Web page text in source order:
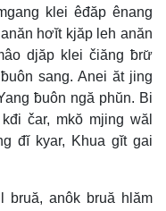
klei êđăp ênang
hơĭt kjăp leh anăn
djăp klei čiăng ƀrư̆
sang. Anei ăt jing
ƀuôn ngă phŭn. Bi
čar, mkŏ mjing wăl
đĭ kyar, Khua gĭt gai
bruă, anôk bruă hlăm